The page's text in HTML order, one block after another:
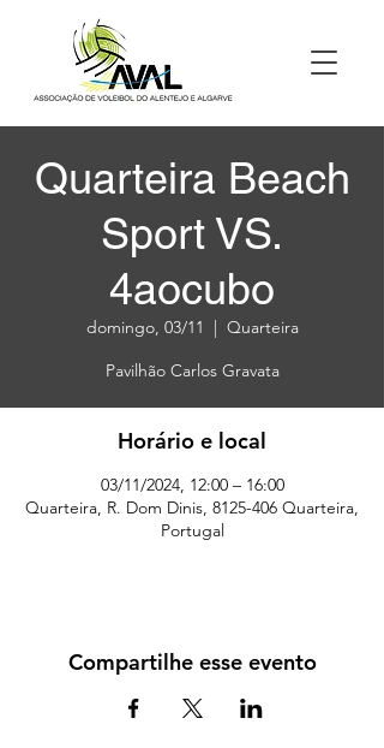
Quarteira Beach
Sport VS.
4aocubo
domingo, 03/11
  |
Quarteira
Pavilhão Carlos Gravata
Horário e local
03/11/2024, 12:00 – 16:00
Quarteira, R. Dom Dinis, 8125-406 Quarteira,
Portugal
Compartilhe esse evento